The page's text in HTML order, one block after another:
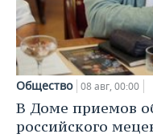
Общество 08 авг, 00:00
В Доме приемов
российского